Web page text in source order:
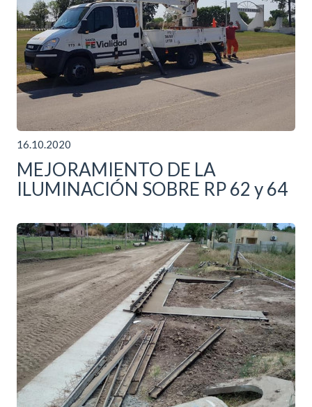
16.10.2020
MEJORAMIENTO DE LA
ILUMINACIÓN SOBRE RP 62 y 64